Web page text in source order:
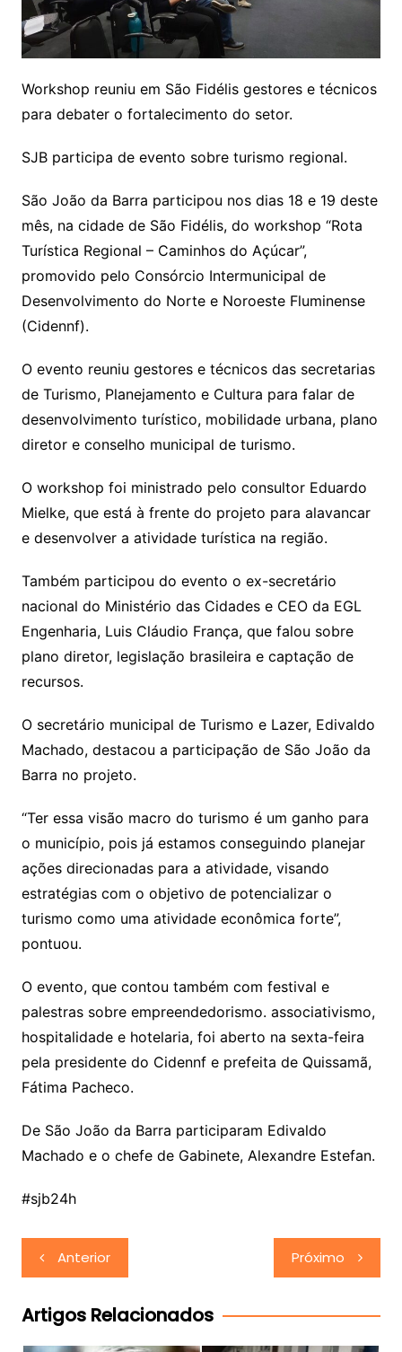
Workshop reuniu em São Fidélis gestores e técnicos
para debater o fortalecimento do setor.
SJB participa de evento sobre turismo regional.
São João da Barra participou nos dias 18 e 19 deste
mês, na cidade de São Fidélis, do workshop “Rota
Turística Regional – Caminhos do Açúcar”,
promovido pelo Consórcio Intermunicipal de
Desenvolvimento do Norte e Noroeste Fluminense
(Cidennf).
O evento reuniu gestores e técnicos das secretarias
de Turismo, Planejamento e Cultura para falar de
desenvolvimento turístico, mobilidade urbana, plano
diretor e conselho municipal de turismo.
O workshop foi ministrado pelo consultor Eduardo
Mielke, que está à frente do projeto para alavancar
e desenvolver a atividade turística na região.
Também participou do evento o ex-secretário
nacional do Ministério das Cidades e CEO da EGL
Engenharia, Luis Cláudio França, que falou sobre
plano diretor, legislação brasileira e captação de
recursos.
O secretário municipal de Turismo e Lazer, Edivaldo
Machado, destacou a participação de São João da
Barra no projeto.
“Ter essa visão macro do turismo é um ganho para
o município, pois já estamos conseguindo planejar
ações direcionadas para a atividade, visando
estratégias com o objetivo de potencializar o
turismo como uma atividade econômica forte”,
pontuou.
O evento, que contou também com festival e
palestras sobre empreendedorismo. associativismo,
hospitalidade e hotelaria, foi aberto na sexta-feira
pela presidente do Cidennf e prefeita de Quissamã,
Fátima Pacheco.
De São João da Barra participaram Edivaldo
Machado e o chefe de Gabinete, Alexandre Estefan.
#sjb24h
Navegação
de
Post
Anterior Próximo
Artigos Relacionados